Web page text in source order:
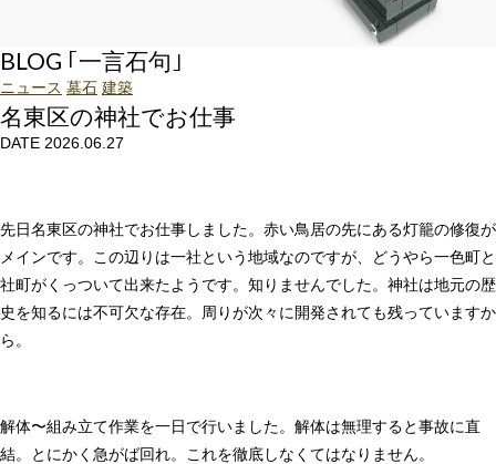
BLOG ｢一言石句｣
ニュース 墓石 建築
名東区の神社でお仕事
DATE 2026.06.27
先日名東区の神社でお仕事しました。赤い鳥居の先にある灯籠の修復が
メインです。この辺りは一社という地域なのですが、どうやら一色町と
社町がくっついて出来たようです。知りませんでした。神社は地元の歴
史を知るには不可欠な存在。周りが次々に開発されても残っていますか
ら。
解体〜組み立て作業を一日で行いました。解体は無理すると事故に直
結。とにかく急がば回れ。これを徹底しなくてはなりません。